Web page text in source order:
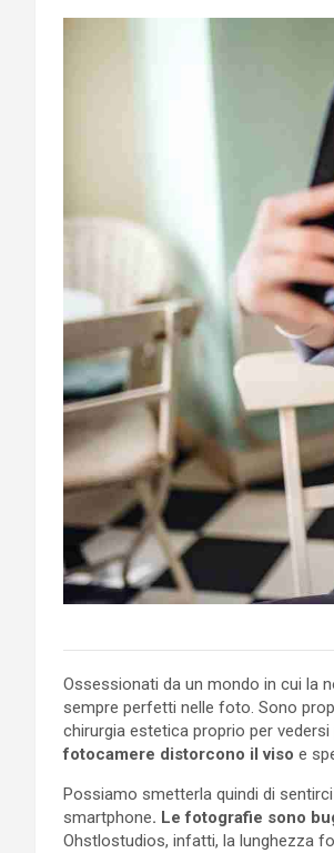
Ossessionati da un mondo in cui la
sempre perfetti nelle foto. Sono
chirurgia estetica proprio per
fotocamere distorcono il viso e
Possiamo smetterla quindi di
smartphone. Le fotografie sono
Ohstlostudios, infatti, la lunghezza